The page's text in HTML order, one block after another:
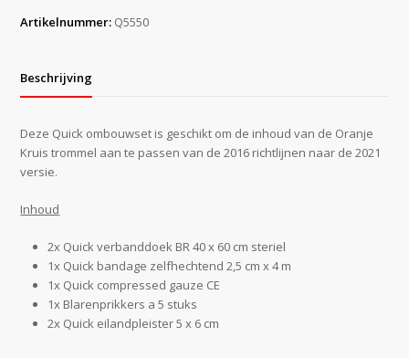
Artikelnummer: Q5550
Beschrijving
Deze Quick ombouwset is geschikt om de inhoud van de Oranje
Kruis trommel aan te passen van de 2016 richtlijnen naar de 2021
versie.
Inhoud
2x Quick verbanddoek BR 40 x 60 cm steriel
1x Quick bandage zelfhechtend 2,5 cm x 4 m
1x Quick compressed gauze CE
1x Blarenprikkers a 5 stuks
2x Quick eilandpleister 5 x 6 cm